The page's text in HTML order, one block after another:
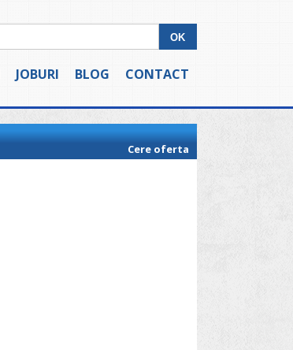
JOBURI BLOG CONTACT
Cere oferta